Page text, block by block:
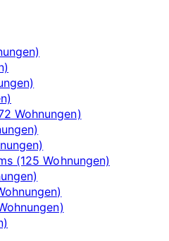
Wohnungen)
(125 Wohnungen)